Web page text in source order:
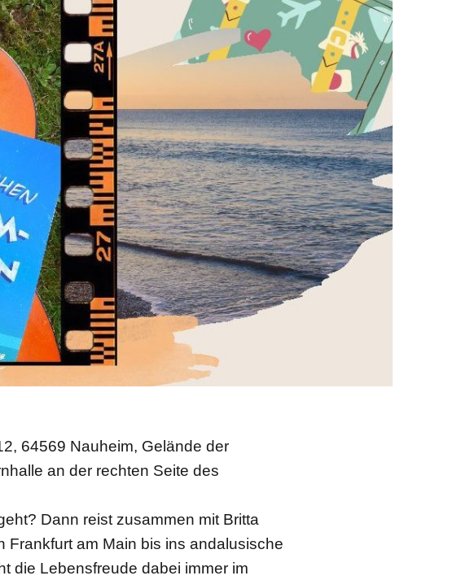
64569 Nauheim, Gelände der
an der rechten Seite des
Dann reist zusammen mit Britta
Frankfurt am Main bis ins andalusische
die Lebensfreude dabei immer im